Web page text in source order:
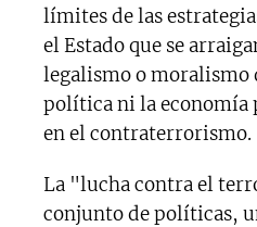
límites de las
el Estado que se
legalismo o moralismo
política ni la economía
en el contraterrorismo.
La "lucha contra el
conjunto de políticas,